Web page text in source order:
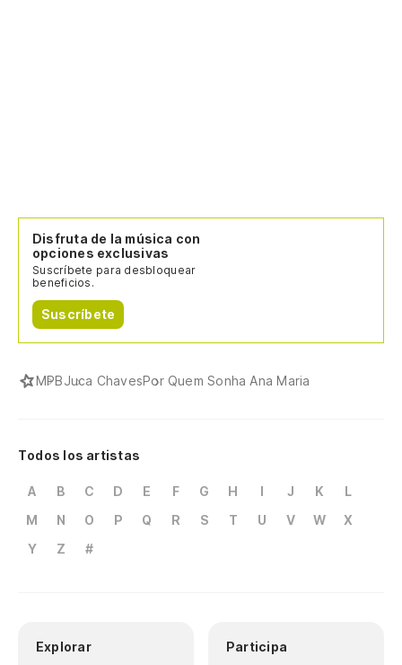
Disfruta de la música con
opciones exclusivas
Suscríbete para desbloquear
beneficios.
Suscríbete
MPBJuca ChavesPor Quem Sonha Ana Maria
Todos los artistas
A B C D E F G H I J K
L
M
N O P Q R S T U V W
X
Y
Z #
Explorar Participa